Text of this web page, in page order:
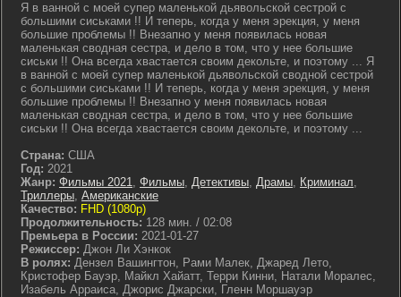
Я в ванной с моей супер маленькой дьявольской сестрой с
большими сиськами !! И теперь, когда у меня эрекция, у меня
большие проблемы !! Внезапно у меня появилась новая
маленькая сводная сестра, и дело в том, что у нее большие
сиськи !! Она всегда хвастается своим декольте, и поэтому ... Я
в ванной с моей супер маленькой дьявольской сводной сестрой
с большими сиськами !! И теперь, когда у меня эрекция, у меня
большие проблемы !! Внезапно у меня появилась новая
маленькая сводная сестра, и дело в том, что у нее большие
сиськи !! Она всегда хвастается своим декольте, и поэтому ...
Страна: США
Год: 2021
Жанр: Фильмы 2021, Фильмы, Детективы, Драмы, Криминал,
Триллеры, Американские
Качество: FHD (1080p)
Продолжительность: 128 мин. / 02:08
Премьера в России: 2021-01-27
Режиссер: Джон Ли Хэнкок
В ролях: Дензел Вашингтон, Рами Малек, Джаред Лето,
Кристофер Бауэр, Майкл Хайатт, Терри Кинни, Натали Моралес,
Изабель Арраиса, Джорис Джарски, Гленн Моршауэр